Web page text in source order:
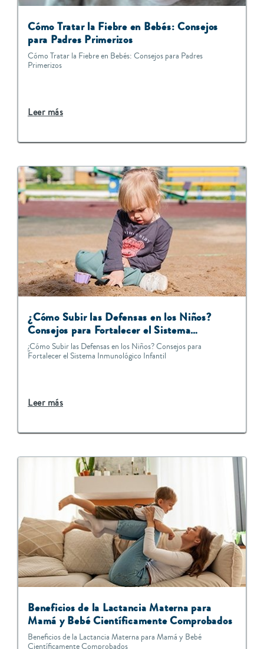
Cómo Tratar la Fiebre en Bebés: Consejos
para Padres Primerizos
Cómo Tratar la Fiebre en Bebés: Consejos para Padres
Primerizos
Leer más
¿Cómo Subir las Defensas en los Niños?
Consejos para Fortalecer el Sistema
Inmunológico Infantil
¿Cómo Subir las Defensas en los Niños? Consejos para
Fortalecer el Sistema Inmunológico Infantil
Leer más
Beneficios de la Lactancia Materna para
Mamá y Bebé Científicamente Comprobados
Beneficios de la Lactancia Materna para Mamá y Bebé
Científicamente Comprobados